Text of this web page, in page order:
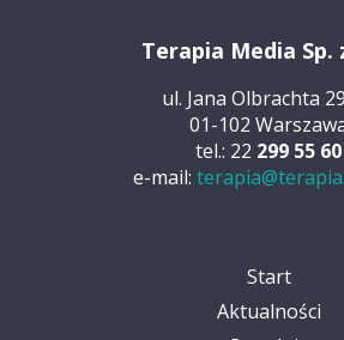
Terapia Media Sp.
ul. Jana Olbrachta
01-102
tel.: 22 299 55 60
e-mail:
Start
Aktualności